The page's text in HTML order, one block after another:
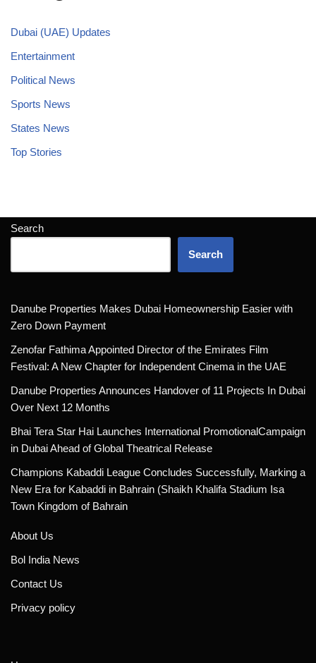
Dubai (UAE) Updates
Entertainment
Political News
Sports News
States News
Top Stories
Search
Search
Danube Properties Makes Dubai Homeownership Easier with
Zero Down Payment
Zenofar Fathima Appointed Director of the Emirates Film
Festival: A New Chapter for Independent Cinema in the UAE
Danube Properties Announces Handover of 11 Projects In Dubai
Over Next 12 Months
Bhai Tera Star Hai Launches International PromotionalCampaign
in Dubai Ahead of Global Theatrical Release
Champions Kabaddi League Concludes Successfully, Marking a
New Era for Kabaddi in Bahrain (Shaikh Khalifa Stadium Isa
Town Kingdom of Bahrain
About Us
Bol India News
Contact Us
Privacy policy